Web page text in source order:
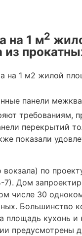
на 1 м2
панели
требованиям,
перекрытий
показали
вокзала) по
7). Дом
числе 30
Большинство
площадь кухонь
предусмотрены